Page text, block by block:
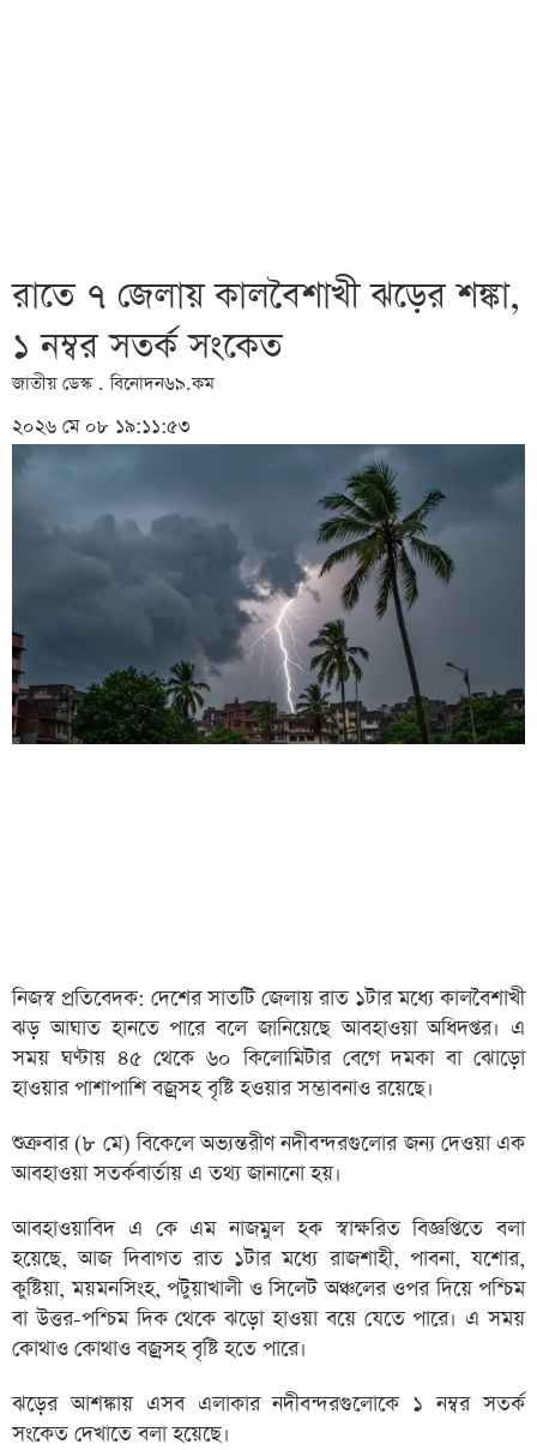
রাতে ৭ জেলায় কালবৈশাখী ঝড়ের শঙ্কা,
১ নম্বর সতর্ক সংকেত
জাতীয় ডেস্ক . বিনোদন৬৯.কম
২০২৬ মে ০৮ ১৯:১১:৫৩
নিজস্ব প্রতিবেদক: দেশের সাতটি জেলায় রাত ১টার মধ্যে কালবৈশাখী
ঝড় আঘাত হানতে পারে বলে জানিয়েছে আবহাওয়া অধিদপ্তর। এ
সময় ঘণ্টায় ৪৫ থেকে ৬০ কিলোমিটার বেগে দমকা বা ঝোড়ো
হাওয়ার পাশাপাশি বজ্রসহ বৃষ্টি হওয়ার সম্ভাবনাও রয়েছে।
শুক্রবার (৮ মে) বিকেলে অভ্যন্তরীণ নদীবন্দরগুলোর জন্য দেওয়া এক
আবহাওয়া সতর্কবার্তায় এ তথ্য জানানো হয়।
আবহাওয়াবিদ এ কে এম নাজমুল হক স্বাক্ষরিত বিজ্ঞপ্তিতে বলা
হয়েছে, আজ দিবাগত রাত ১টার মধ্যে রাজশাহী, পাবনা, যশোর,
কুষ্টিয়া, ময়মনসিংহ, পটুয়াখালী ও সিলেট অঞ্চলের ওপর দিয়ে পশ্চিম
বা উত্তর-পশ্চিম দিক থেকে ঝড়ো হাওয়া বয়ে যেতে পারে। এ সময়
কোথাও কোথাও বজ্রসহ বৃষ্টি হতে পারে।
ঝড়ের আশঙ্কায় এসব এলাকার নদীবন্দরগুলোকে ১ নম্বর সতর্ক
সংকেত দেখাতে বলা হয়েছে।